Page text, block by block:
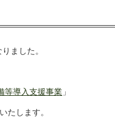
ました。
等導入支援事業 」
たします。